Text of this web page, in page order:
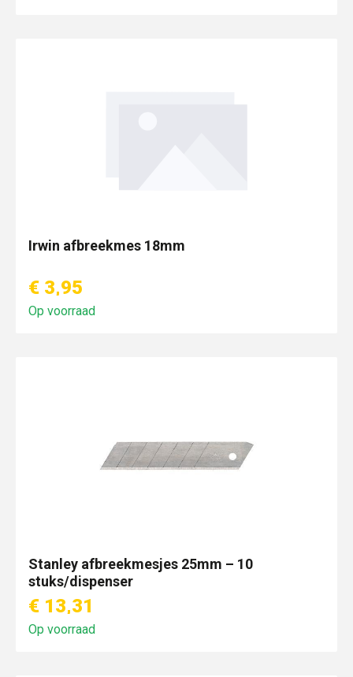
Irwin afbreekmes 18mm
€ 3,95
Op voorraad
Stanley afbreekmesjes 25mm – 10
stuks/dispenser
€ 13,31
Op voorraad